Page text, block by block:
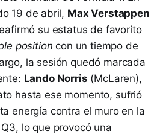
19 de abril, Max Verstappen
su estatus de favorito
position con un tiempo de
la sesión quedó marcada
Lando Norris (McLaren),
hasta ese momento, sufrió
energía contra el muro en la
lo que provocó una